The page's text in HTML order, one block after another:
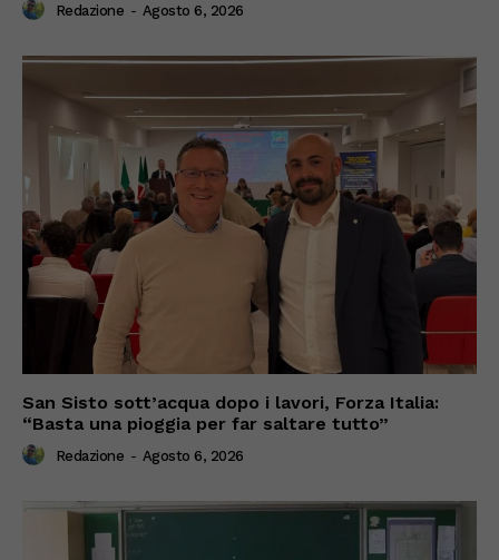
Redazione - Agosto 6, 2026
San Sisto sott’acqua dopo i lavori, Forza Italia:
“Basta una pioggia per far saltare tutto”
Redazione - Agosto 6, 2026